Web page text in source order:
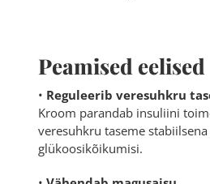
Peamised eelised
• Reguleerib veresuhkru
Kroom parandab insuliini
veresuhkru taseme
glükoosikõikumisi.